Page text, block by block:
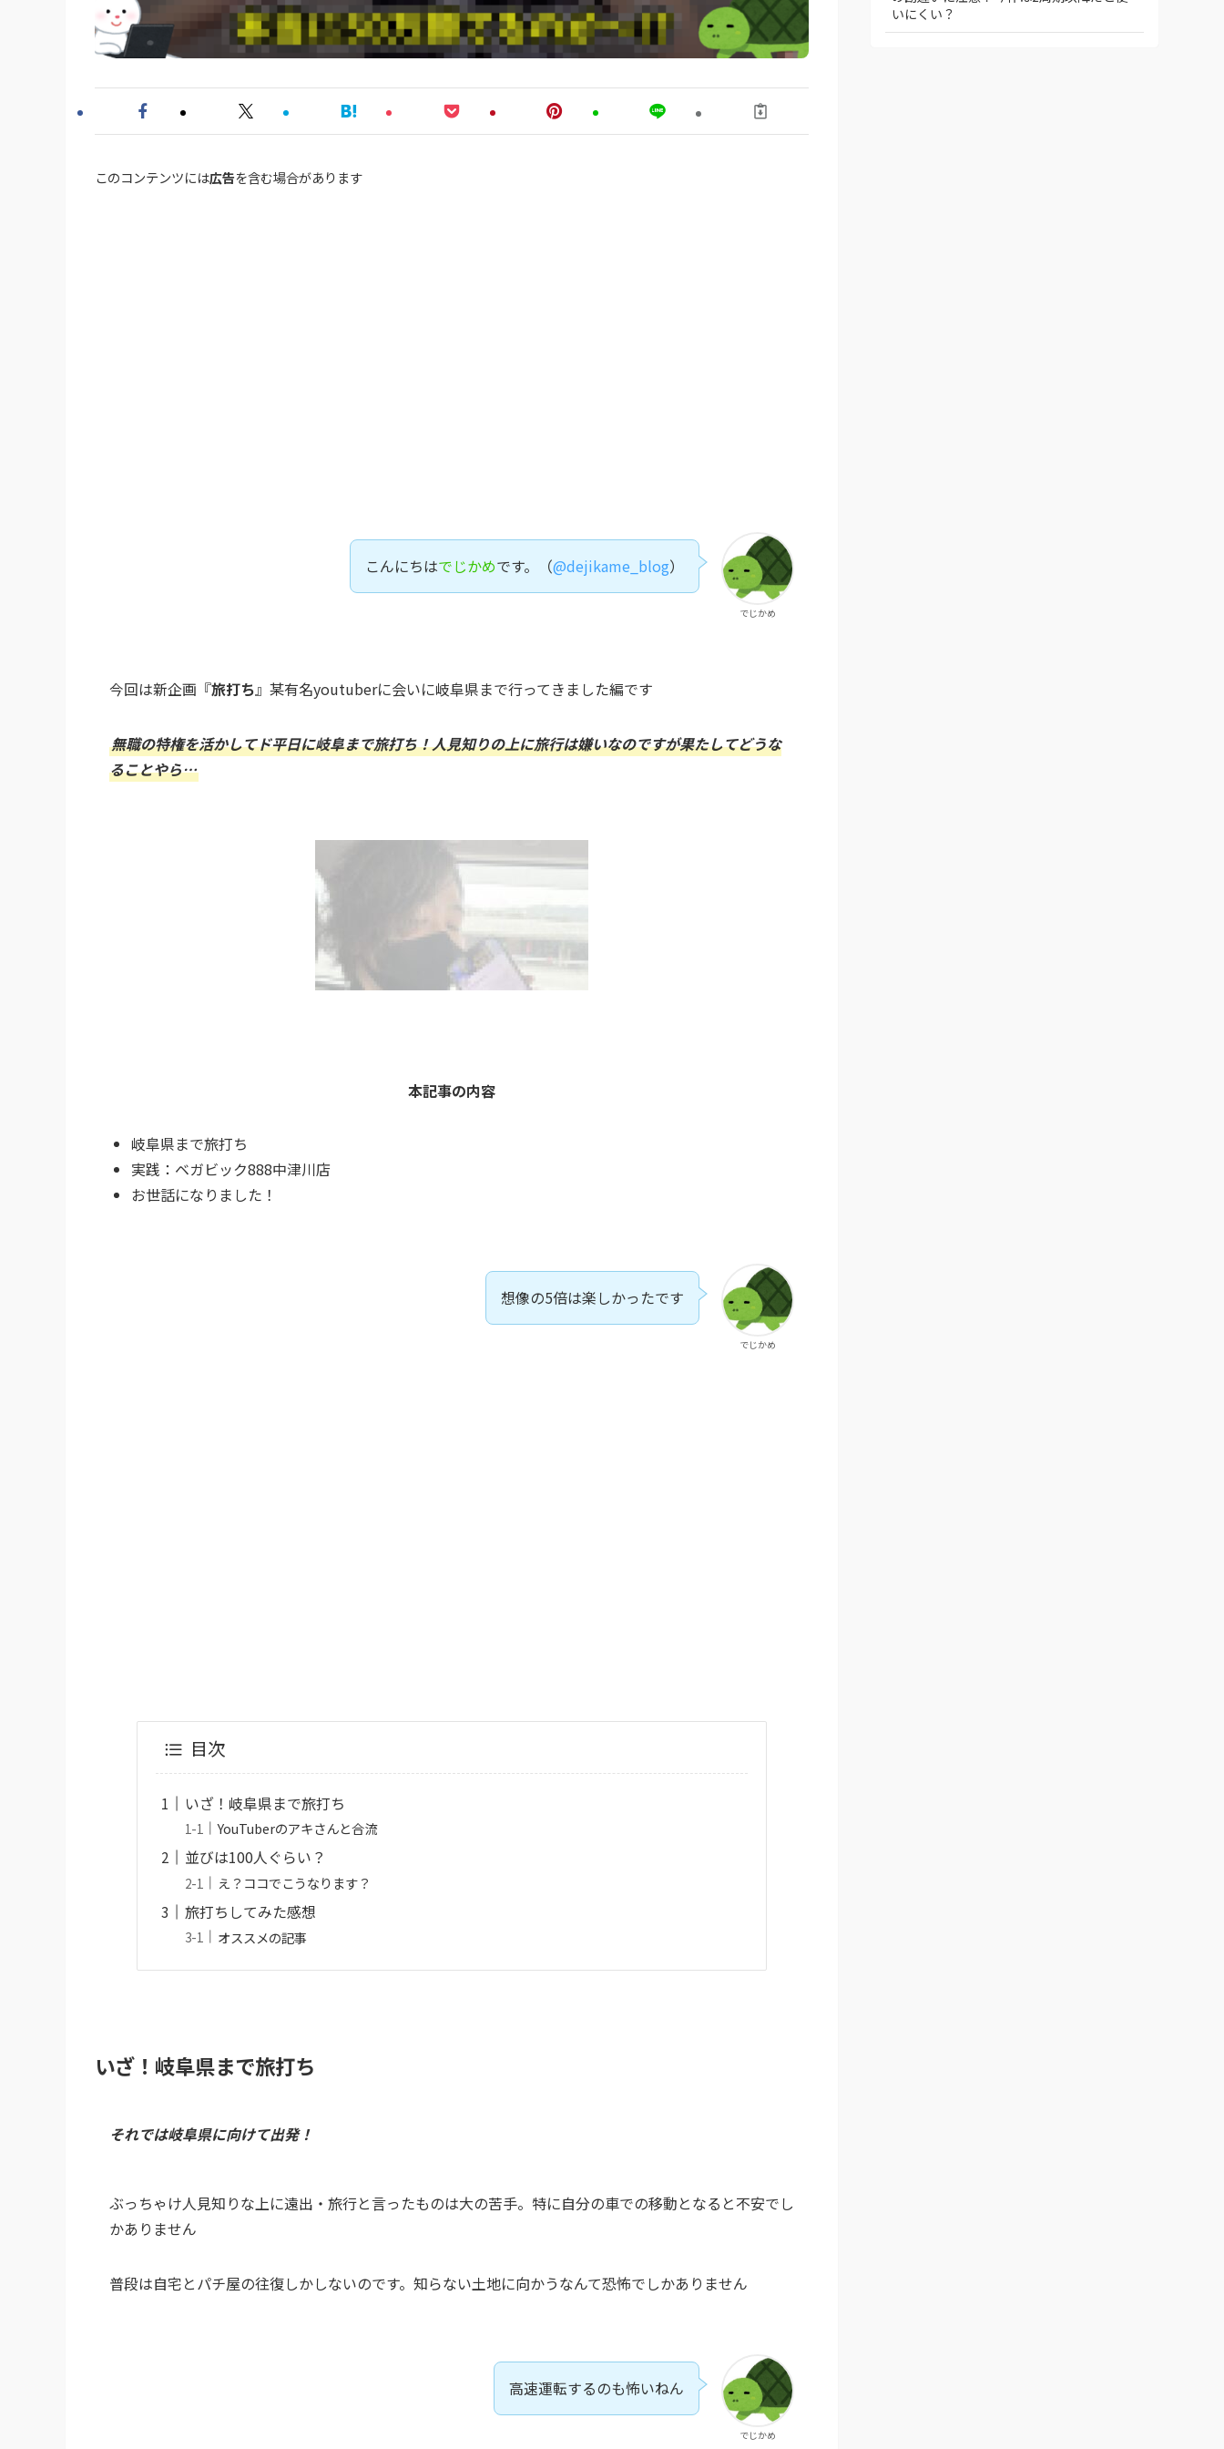
このコンテンツには広告を含む場合があります
でじかめ
こんにちはでじかめです。（@dejikame_blog）
今回は新企画『旅打ち』某有名youtuberに会いに岐阜県まで行ってきました編です
無職の特権を活かしてド平日に岐阜まで旅打ち！人見知りの上に旅行は嫌いなのですが果たしてどうな
ることやら…
本記事の内容
岐阜県まで旅打ち
実践：ベガビック888中津川店
お世話になりました！
でじかめ
想像の5倍は楽しかったです
目次
いざ！岐阜県まで旅打ち
YouTuberのアキさんと合流
並びは100人ぐらい？
え？ココでこうなります？
旅打ちしてみた感想
オススメの記事
いざ！岐阜県まで旅打ち
それでは岐阜県に向けて出発！
ぶっちゃけ人見知りな上に遠出・旅行と言ったものは大の苦手。特に自分の車での移動となると不安でし
かありません
普段は自宅とパチ屋の往復しかしないのです。知らない土地に向かうなんて恐怖でしかありません
でじかめ
高速運転するのも怖いねん
いにくい？